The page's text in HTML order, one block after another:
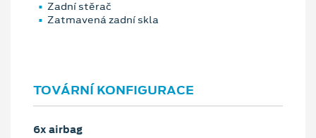
Zadní stěrač
Zatmavená zadní skla
TOVÁRNÍ KONFIGURACE
6x airbag